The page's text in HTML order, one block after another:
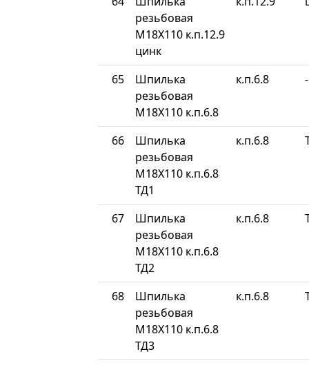
резьбовая
М18Х110 к.п.12.9
цинк
65
Шпилька
резьбовая
М18Х110 к.п.6.8
к.п.6.8 -
66
Шпилька
резьбовая
М18Х110 к.п.6.8
ТД1
к.п.6.8
67
Шпилька
резьбовая
М18Х110 к.п.6.8
ТД2
к.п.6.8
68
Шпилька
резьбовая
М18Х110 к.п.6.8
ТД3
к.п.6.8